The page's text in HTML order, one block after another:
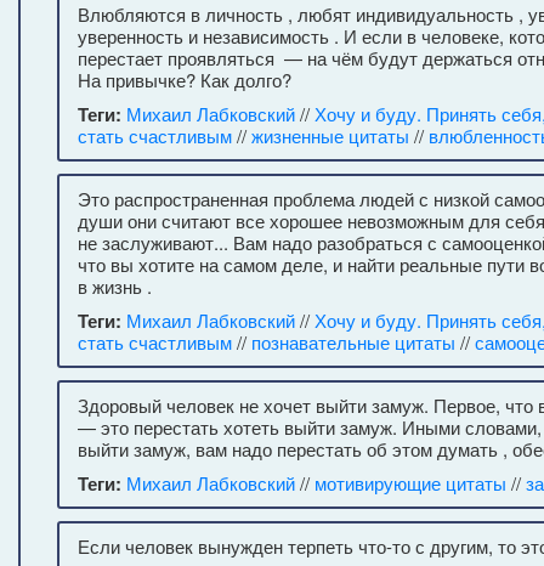
Влюбляются в личность , любят индивидуальность ,
уверенность и независимость . И если в человеке,
перестает проявляться — на чём будут держаться
На привычке? Как долго?
Теги: Михаил Лабковский// Хочу и буду. Принять
стать счастливым//жизненные цитаты //
Это распространенная проблема людей с низкой
души они считают все хорошее невозможным для
не заслуживают... Вам надо разобраться с
что вы хотите на самом деле, и найти реальные пути
в жизнь .
Теги: Михаил Лабковский// Хочу и буду. Принять
стать счастливым// познавательные цитаты //
Здоровый человек не хочет выйти замуж. Первое,
— это перестать хотеть выйти замуж. Иными
выйти замуж, вам надо перестать об этом думать ,
Теги: Михаил Лабковский// мотивирующие цитаты //
Если человек вынужден терпеть что-то с другим, то